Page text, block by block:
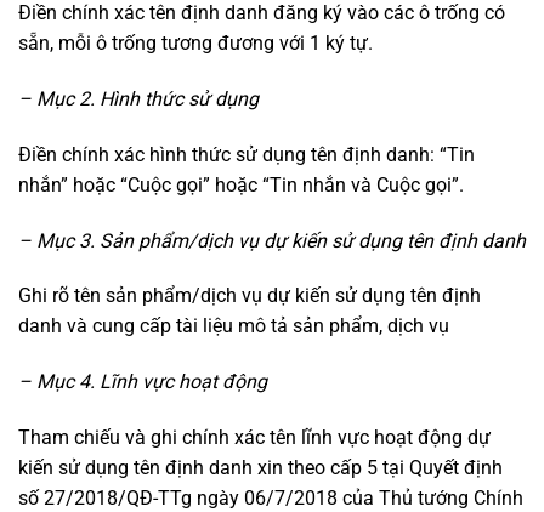
Điền chính xác tên định danh đăng ký vào các ô trống có
sẵn, mỗi ô trống tương đương với 1 ký tự.
– Mục 2. Hình thức sử dụng
Điền chính xác hình thức sử dụng tên định danh: “Tin
nhắn” hoặc “Cuộc gọi” hoặc “Tin nhắn và Cuộc gọi”.
– Mục 3. Sản phẩm/dịch vụ dự kiến sử dụng tên định danh
Ghi rõ tên sản phẩm/dịch vụ dự kiến sử dụng tên định
danh và cung cấp tài liệu mô tả sản phẩm, dịch vụ
– Mục 4. Lĩnh vực hoạt động
Tham chiếu và ghi chính xác tên lĩnh vực hoạt động dự
kiến sử dụng tên định danh xin theo cấp 5 tại Quyết định
số 27/2018/QĐ-TTg ngày 06/7/2018 của Thủ tướng Chính